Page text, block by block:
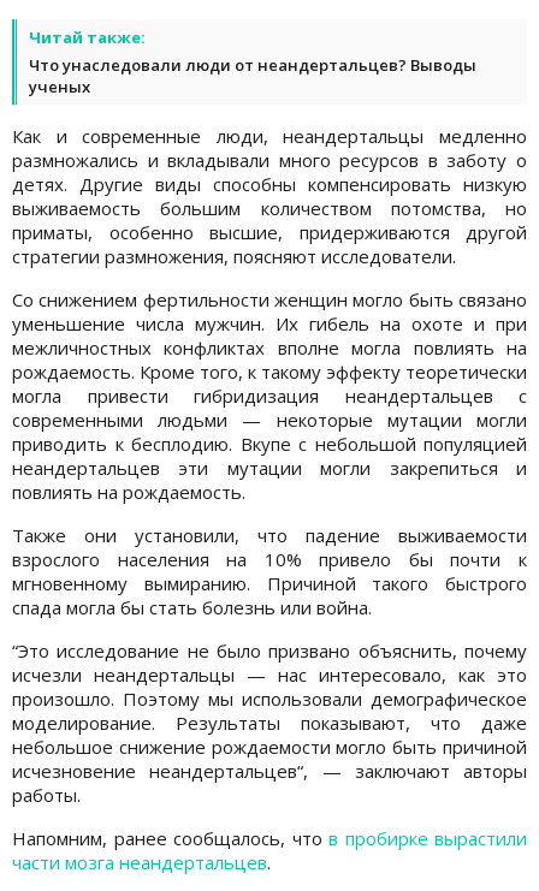
Читай также:
Что унаследовали люди от неандертальцев? Выводы
ученых
Как и современные люди, неандертальцы медленно
размножались и вкладывали много ресурсов в заботу о
детях. Другие виды способны компенсировать низкую
выживаемость большим количеством потомства, но
приматы, особенно высшие, придерживаются другой
стратегии размножения, поясняют исследователи.
Со снижением фертильности женщин могло быть связано
уменьшение числа мужчин. Их гибель на охоте и при
межличностных конфликтах вполне могла повлиять на
рождаемость. Кроме того, к такому эффекту теоретически
могла привести гибридизация неандертальцев с
современными людьми — некоторые мутации могли
приводить к бесплодию. Вкупе с небольшой популяцией
неандертальцев эти мутации могли закрепиться и
повлиять на рождаемость.
Также они установили, что падение выживаемости
взрослого населения на 10% привело бы почти к
мгновенному вымиранию. Причиной такого быстрого
спада могла бы стать болезнь или война.
“Это исследование не было призвано объяснить, почему
исчезли неандертальцы — нас интересовало, как это
произошло. Поэтому мы использовали демографическое
моделирование. Результаты показывают, что даже
небольшое снижение рождаемости могло быть причиной
исчезновение неандертальцев“, — заключают авторы
работы.
Напомним, ранее сообщалось, что в пробирке вырастили
части мозга неандертальцев.